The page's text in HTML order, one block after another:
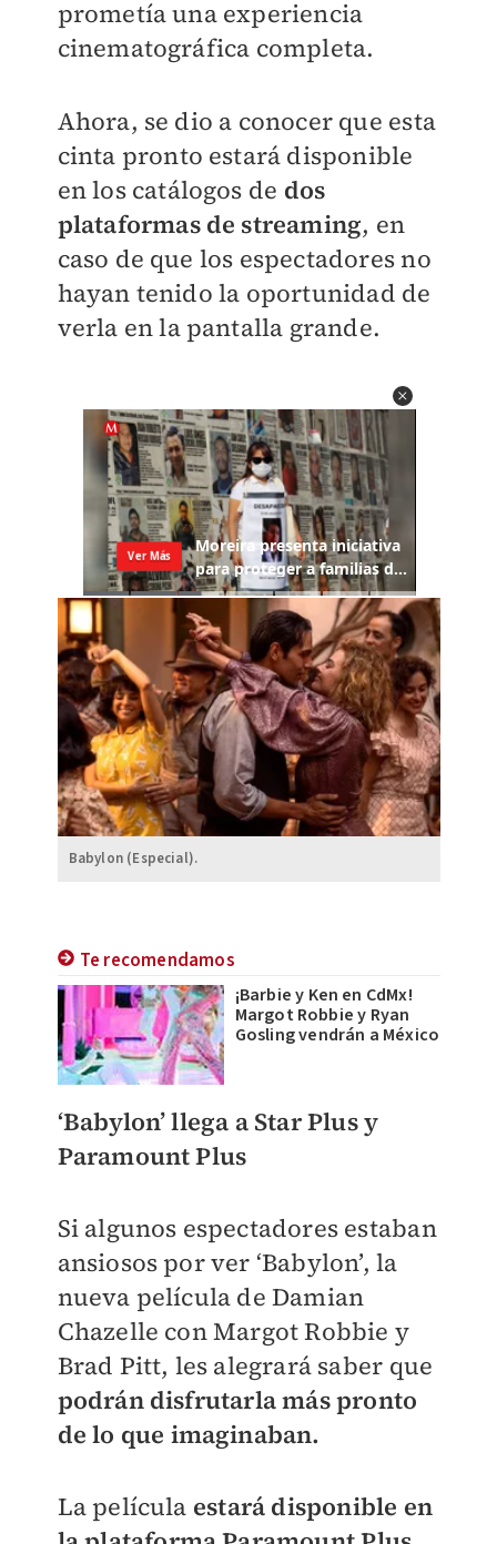
prometía una experiencia
cinematográfica completa.
Ahora, se dio a conocer que esta
cinta pronto estará disponible
en los catálogos de dos
plataformas de streaming, en
caso de que los espectadores no
hayan tenido la oportunidad de
verla en la pantalla grande.
Babylon (Especial).
Te recomendamos
¡Barbie y Ken en CdMx!
Margot Robbie y Ryan
Gosling vendrán a México
‘Babylon’ llega a Star Plus y
Paramount Plus
Si algunos espectadores estaban
ansiosos por ver ‘Babylon’, la
nueva película de Damian
Chazelle con Margot Robbie y
Brad Pitt, les alegrará saber que
podrán disfrutarla más pronto
de lo que imaginaban.
La película estará disponible en